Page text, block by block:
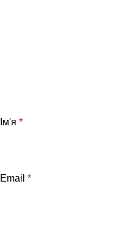
Ім'я *
Email *